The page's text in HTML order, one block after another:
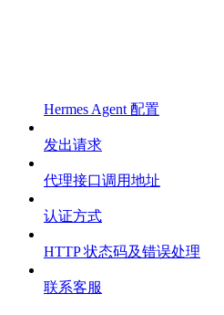
Hermes Agent 配置
发出请求
代理接口调用地址
认证方式
HTTP 状态码及错误处理
联系客服